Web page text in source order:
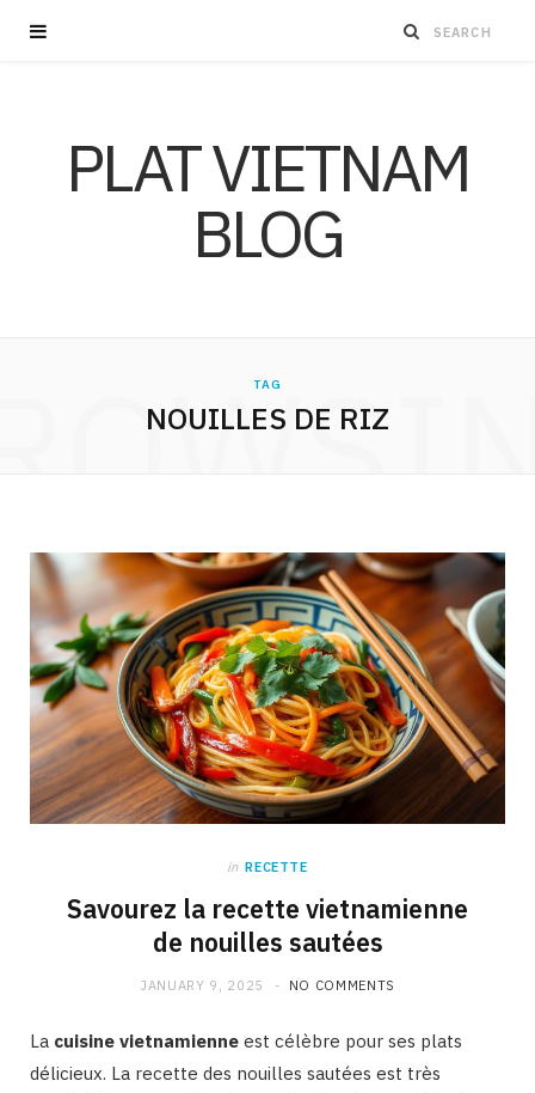
PLAT VIETNAM
BLOG
TAG
NOUILLES DE RIZ
in RECETTE
Savourez la recette vietnamienne
de nouilles sautées
JANUARY 9, 2025 NO COMMENTS
La cuisine vietnamienne est célèbre pour ses plats
délicieux. La recette des nouilles sautées est très